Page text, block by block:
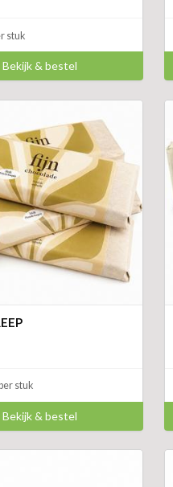
stuk
Bekijk & bestel
stuk
Bekijk & bestel